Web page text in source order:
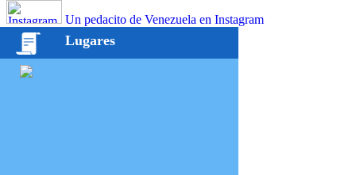
Un pedacito de Venezuela en Instagram
Lugares